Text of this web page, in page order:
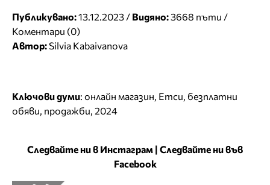
Публикувано:13.12.2023 / Видяно:3668 пъти /
Коментари (0)
Автор:Silvia Kabaivanova
Ключови думи: онлайн магазин, Етси, безплатни
обяви, продажби, 2024
Следвайте ни в Инстаграм | Следвайте ни във
Facebook